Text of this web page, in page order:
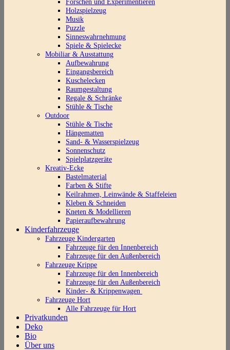
Holzspielzeug
Musik
Puzzle
Sinneswahrnehmung
Spiele & Spielecke
Mobiliar & Ausstattung
Aufbewahrung
Eingangsbereich
Kuschelecken
Raumgestaltung
Regale & Schränke
Stühle & Tische
Outdoor
Stühle & Tische
Hängematten
Sand- & Wasserspielzeug
Sonnenschutz
Spielplatzgeräte
Kreativ-Ecke
Bastelmaterial
Farben & Stifte
Keilrahmen, Leinwände & Staffeleien
Kleben & Schneiden
Kneten & Modellieren
Papieraufbewahrung
Kinderfahrzeuge
Fahrzeuge Kindergarten
Fahrzeuge für den Innenbereich
Fahrzeuge für den Außenbereich
Fahrzeuge Krippe
Fahrzeuge für den Innenbereich
Fahrzeuge für den Außenbereich
Kinder- & Krippenwagen
Fahrzeuge Hort
Alle Fahrzeuge für Hort
Privatkunden
Deko
Bio
Über uns